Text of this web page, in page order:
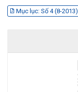
Mục lục: Số 4 (8-2013)